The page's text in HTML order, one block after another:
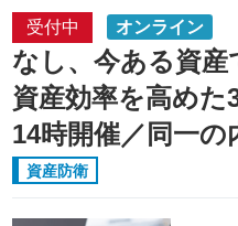
受付中 オンライン
なし、今ある資
資産効率を高めた
14時開催／同一の
資産防衛